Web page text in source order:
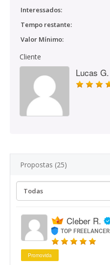
Interessados:
Tempo restante:
Valor Mínimo:
Cliente
Lucas G.
Propostas (25)
Cleber R.
TOP FREELANCER
Promovida